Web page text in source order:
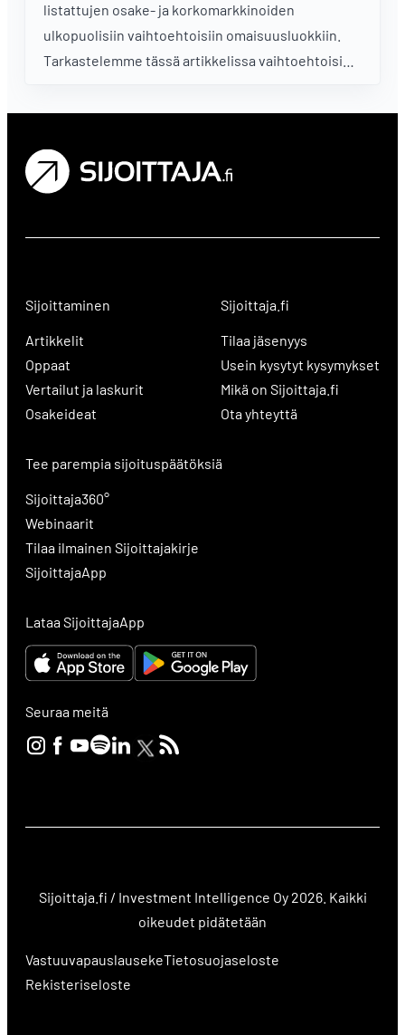
listattujen osake- ja korkomarkkinoiden
ulkopuolisiin vaihtoehtoisiin omaisuusluokkiin.
Tarkastelemme tässä artikkelissa vaihtoehtoisia
tapoja sijoittaa vaihtoehtoisiin sijoitusluokkiin.
tarkemmin yksittäisiin omaisuusluokkiin
vaihtoehtoisten sijoitusten sisällä.
Sijoittaminen
Artikkelit
Oppaat
Vertailut ja laskurit
Osakeideat
Sijoittaja.fi
Tilaa jäsenyys
Usein kysytyt kysymykset
Mikä on Sijoittaja.fi
Ota yhteyttä
Tee parempia sijoituspäätöksiä
Sijoittaja360°
Webinaarit
Tilaa ilmainen Sijoittajakirje
SijoittajaApp
Lataa SijoittajaApp
Seuraa meitä
Sijoittaja.fi / Investment Intelligence Oy 2026. Kaikki
oikeudet pidätetään
VastuuvapauslausekeTietosuojaseloste
Rekisteriseloste